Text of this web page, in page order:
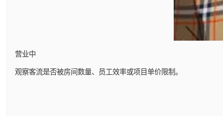
营业中
观察客流是否被房间数量、员工效率或项目单价限制。